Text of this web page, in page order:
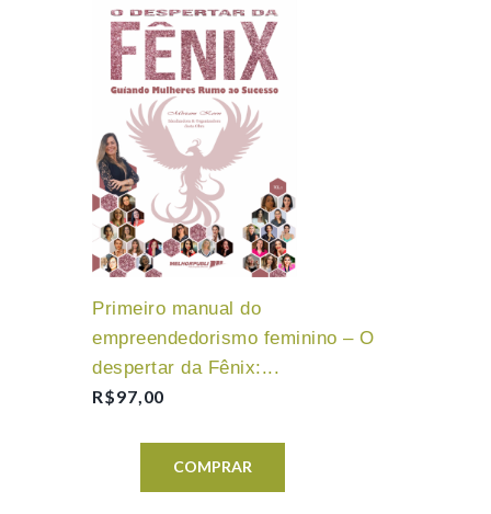
Primeiro manual do
empreendedorismo feminino – O
despertar da Fênix:...
R$97,00
COMPRAR